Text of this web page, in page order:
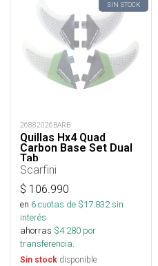
SIN STOCK
26882026BARB
Quillas Hx4 Quad
Carbon Base Set Dual
Tab
Scarfini
$ 106.990
en 6cuotas de $17.832sin
interés
ahorras $4.280 por
transferencia.
Sin stock disponible